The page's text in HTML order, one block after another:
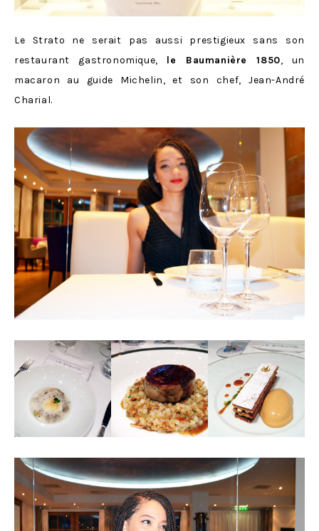
Le Strato ne serait pas aussi prestigieux sans son
restaurant gastronomique, le Baumanière 1850, un
macaron au guide Michelin, et son chef, Jean-André
Charial.